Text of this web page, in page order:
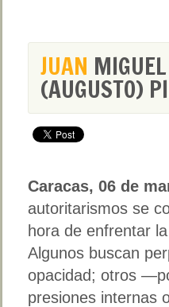
JUAN
(AUGUSTO)
Caracas, 06 de
autoritarismos se
hora de enfrentar
Algunos buscan
opacidad; otros
presiones internas